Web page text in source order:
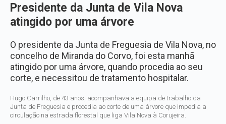
Presidente da Junta de Vila Nova
atingido por uma árvore
O presidente da Junta de Freguesia de Vila Nova, no
concelho de Miranda do Corvo, foi esta manhã
atingido por uma árvore, quando procedia ao seu
corte, e necessitou de tratamento hospitalar.
Hugo Carrilho, de 43 anos, acompanhava a equipa de trabalho da
Junta de Freguesia e procedia ao corte de uma árvore que impedia a
circulação na estrada florestal que liga Vila Nova à Corujeira.